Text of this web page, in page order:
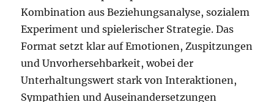
Kombination aus Beziehungsanalyse, sozialem
Experiment und spielerischer Strategie. Das
Format setzt klar auf Emotionen, Zuspitzungen
und Unvorhersehbarkeit, wobei der
Unterhaltungswert stark von Interaktionen,
Sympathien und Auseinandersetzungen